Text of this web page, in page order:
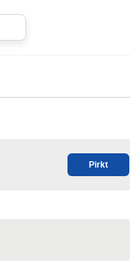
Pirkt